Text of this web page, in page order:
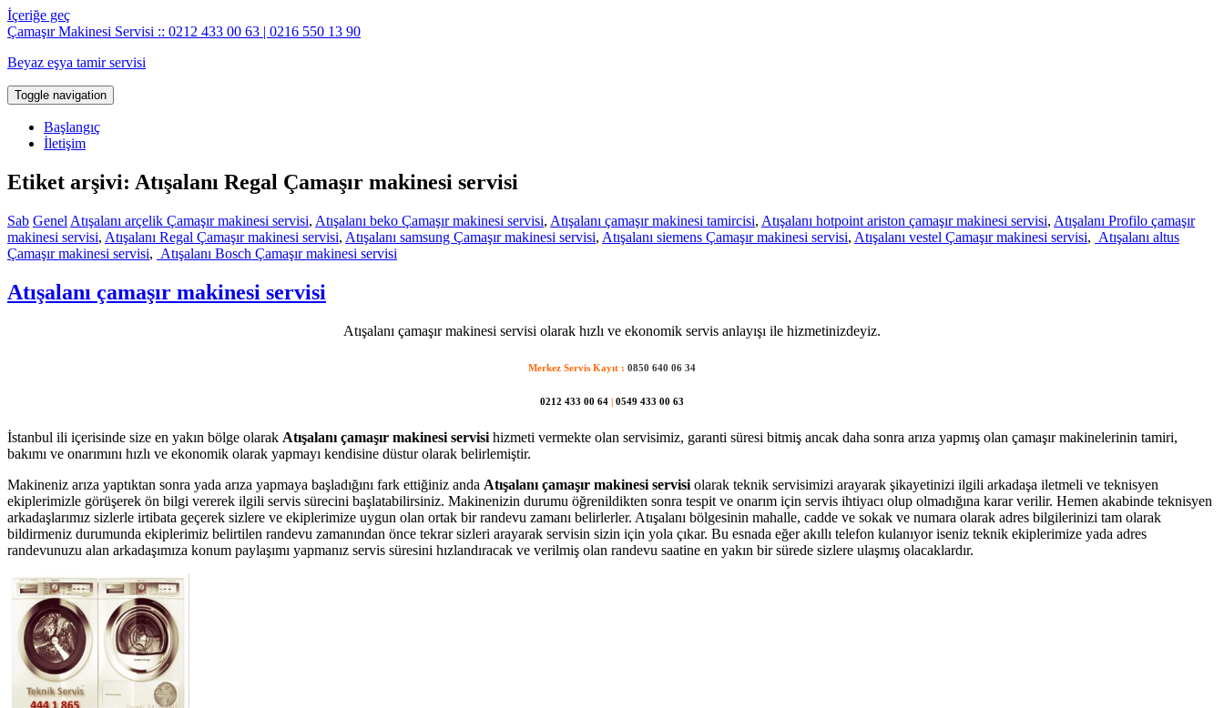
İçeriğe geç
Çamaşır Makinesi Servisi :: 0212 433 00 63 | 0216 550 13 90
Beyaz eşya tamir servisi
Toggle navigation
Başlangıç
İletişim
Etiket arşivi: Atışalanı Regal Çamaşır makinesi servisi
Sab Genel Atışalanı arçelik Çamaşır makinesi servisi, Atışalanı beko Çamaşır makinesi servisi, Atışalanı çamaşır makinesi tamircisi, Atışalanı hotpoint ariston çamaşır makinesi servisi, Atışalanı Profilo çamaşır
makinesi servisi, Atışalanı Regal Çamaşır makinesi servisi, Atışalanı samsung Çamaşır makinesi servisi, Atışalanı siemens Çamaşır makinesi servisi, Atışalanı vestel Çamaşır makinesi servisi, Atışalanı altus
Çamaşır makinesi servisi, Atışalanı Bosch Çamaşır makinesi servisi
Atışalanı çamaşır makinesi servisi
Atışalanı çamaşır makinesi servisi olarak hızlı ve ekonomik servis anlayışı ile hizmetinizdeyiz.
Merkez Servis Kayıt : 0850 640 06 34
0212 433 00 64 | 0549 433 00 63
İstanbul ili içerisinde size en yakın bölge olarak Atışalanı çamaşır makinesi servisi hizmeti vermekte olan servisimiz, garanti süresi bitmiş ancak daha sonra arıza yapmış olan çamaşır makinelerinin tamiri,
bakımı ve onarımını hızlı ve ekonomik olarak yapmayı kendisine düstur olarak belirlemiştir.
Makineniz arıza yaptıktan sonra yada arıza yapmaya başladığını fark ettiğiniz anda Atışalanı çamaşır makinesi servisi olarak teknik servisimizi arayarak şikayetinizi ilgili arkadaşa iletmeli ve teknisyen
ekiplerimizle görüşerek ön bilgi vererek ilgili servis sürecini başlatabilirsiniz. Makinenizin durumu öğrenildikten sonra tespit ve onarım için servis ihtiyacı olup olmadığına karar verilir. Hemen akabinde teknisyen
arkadaşlarımız sizlerle irtibata geçerek sizlere ve ekiplerimize uygun olan ortak bir randevu zamanı belirlerler. Atışalanı bölgesinin mahalle, cadde ve sokak ve numara olarak adres bilgilerinizi tam olarak
bildirmeniz durumunda ekiplerimiz belirtilen randevu zamanından önce tekrar sizleri arayarak servisin sizin için yola çıkar. Bu esnada eğer akıllı telefon kulanıyor iseniz teknik ekiplerimize yada adres
randevunuzu alan arkadaşımıza konum paylaşımı yapmanız servis süresini hızlandıracak ve verilmiş olan randevu saatine en yakın bir sürede sizlere ulaşmış olacaklardır.